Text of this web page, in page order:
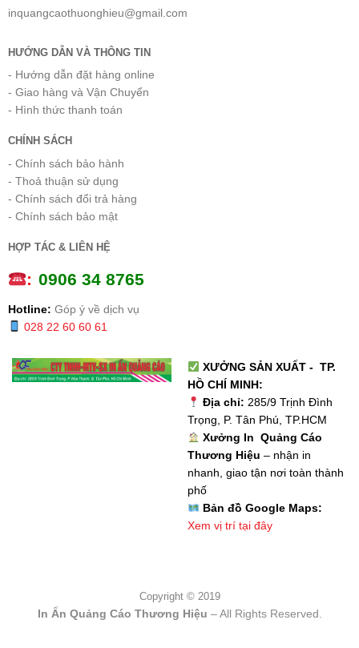
inquangcaothuonghieu@gmail.com
HƯỚNG DẪN VÀ THÔNG TIN
- Hướng dẫn đặt hàng online
- Giao hàng và Vận Chuyển
- Hình thức thanh toán
CHÍNH SÁCH
- Chính sách bảo hành
- Thoả thuận sử dụng
- Chính sách đổi trả hàng
- Chính sách bảo mật
HỢP TÁC & LIÊN HỆ
: 0906 34 8765
Hotline: Góp ý về dịch vụ
028 22 60 60 61
XƯỞNG SẢN XUẤT - TP.
HỒ CHÍ MINH:
Địa chỉ: 285/9 Trịnh Đình
Trọng, P. Tân Phú, TP.HCM
Xưởng In Quảng Cáo
Thương Hiệu – nhận in
nhanh, giao tận nơi toàn thành
phố
Bản đồ Google Maps:
Xem vị trí tại đây
Copyright © 2019
In Ấn Quảng Cáo Thương Hiệu – All Rights Reserved.